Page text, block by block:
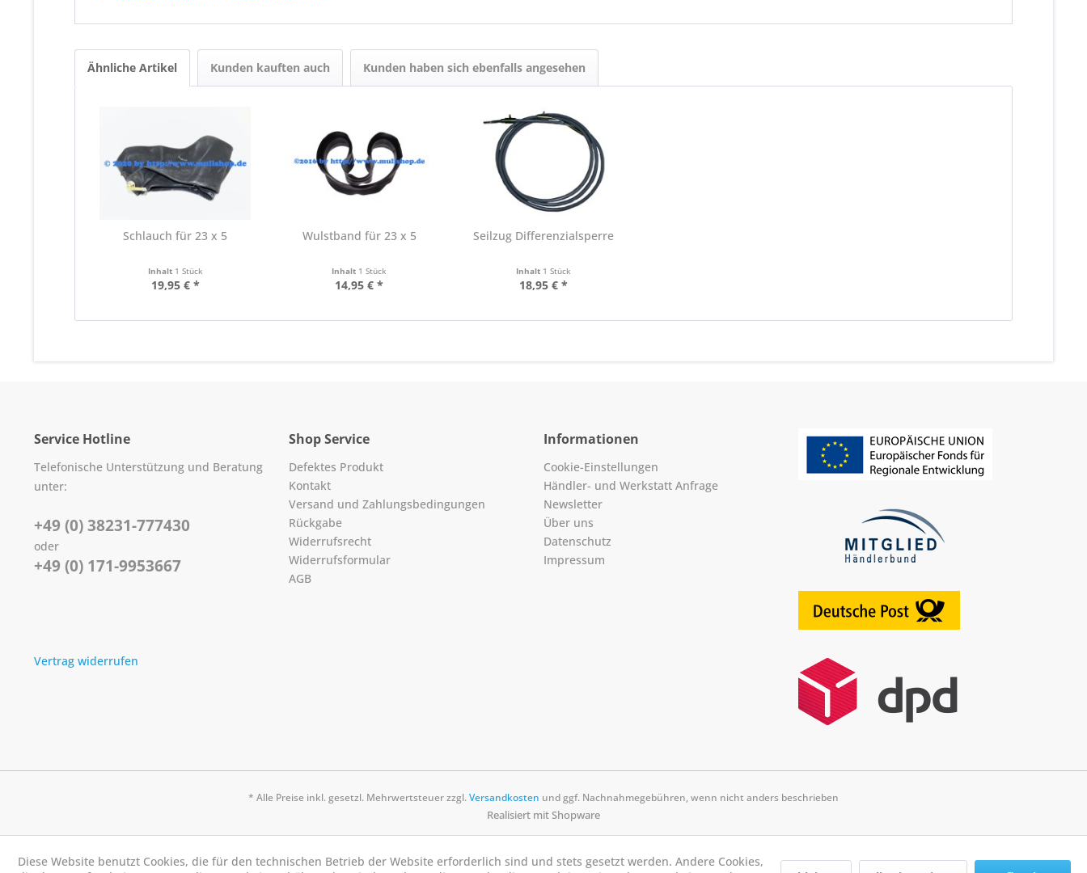
Ähnliche Artikel Kunden kauften auch Kunden haben sich ebenfalls angesehen
Schlauch für 23 x 5
Inhalt 1 Stück
19,95 € *
Wulstband für 23 x 5
Inhalt 1 Stück
14,95 € *
Seilzug Differenzialsperre
Inhalt 1 Stück
18,95 € *
Service Hotline
Telefonische Unterstützung und Beratung
unter:
+49 (0) 38231-777430
oder
+49 (0) 171-9953667
Vertrag widerrufen
Shop Service
Defektes Produkt
Kontakt
Versand und Zahlungsbedingungen
Rückgabe
Widerrufsrecht
Widerrufsformular
AGB
Informationen
Cookie-Einstellungen
Händler- und Werkstatt Anfrage
Newsletter
Über uns
Datenschutz
Impressum
* Alle Preise inkl. gesetzl. Mehrwertsteuer zzgl.Versandkosten und ggf. Nachnahmegebühren, wenn nicht anders beschrieben
Realisiert mit Shopware
Diese Website benutzt Cookies, die für den technischen Betrieb der Website erforderlich sind und stets gesetzt werden. Andere Cookies,